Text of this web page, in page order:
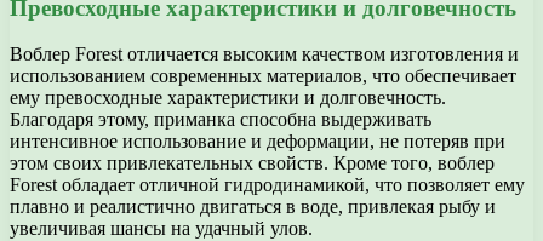
Превосходные характеристики и долговечность
Воблер Forest отличается высоким качеством изготовления и
использованием современных материалов, что обеспечивает
ему превосходные характеристики и долговечность.
Благодаря этому, приманка способна выдерживать
интенсивное использование и деформации, не потеряв при
этом своих привлекательных свойств. Кроме того, воблер
Forest обладает отличной гидродинамикой, что позволяет ему
плавно и реалистично двигаться в воде, привлекая рыбу и
увеличивая шансы на удачный улов.